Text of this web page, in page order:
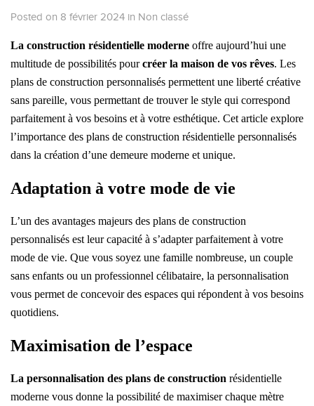
Posted on 8 février 2024 in Non classé
La construction résidentielle moderne offre aujourd’hui une
multitude de possibilités pourcréer la maison de vos rêves. Les
plans de construction personnalisés permettent une liberté créative
sans pareille, vous permettant de trouver le style qui correspond
parfaitement à vos besoins et à votre esthétique. Cet article explore
l’importance des plans de construction résidentielle personnalisés
dans la création d’une demeure moderne et unique.
Adaptation à votre mode de vie
L’un des avantages majeurs des plans de construction
personnalisés est leur capacité à s’adapter parfaitement à votre
mode de vie. Que vous soyez une famille nombreuse, un couple
sans enfants ou un professionnel célibataire, la personnalisation
vous permet de concevoir des espaces qui répondent à vos besoins
quotidiens.
Maximisation de l’espace
La personnalisation des plans de construction résidentielle
moderne vous donne la possibilité de maximiser chaque mètre